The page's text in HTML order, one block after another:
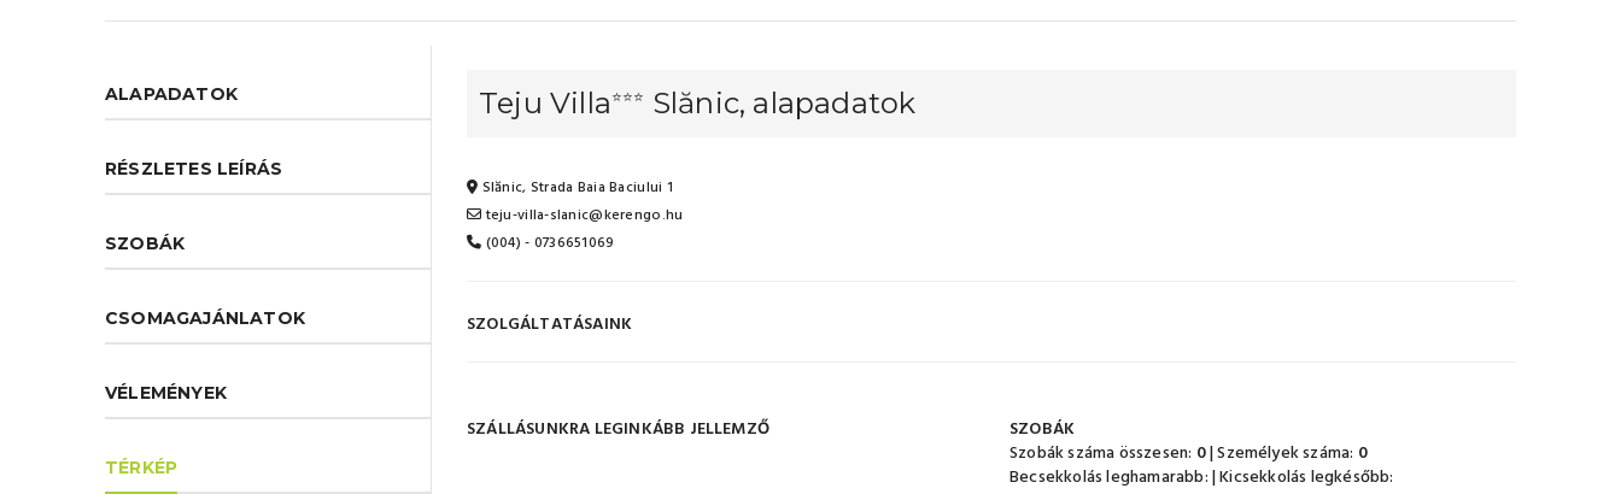
ALAPADATOK
RÉSZLETES LEÍRÁS
SZOBÁK
CSOMAGAJÁNLATOK
VÉLEMÉNYEK
TÉRKÉP
Teju Villa ⭐⭐⭐ Slănic, alapadatok
Slănic, Strada Baia Baciului 1
teju-villa-slanic@kerengo.hu
(004) - 0736651069
SZOLGÁLTATÁSAINK
SZÁLLÁSUNKRA LEGINKÁBB JELLEMZŐ
SZOBÁK
Szobák száma összesen: 0| Személyek száma: 0
Becsekkolás leghamarabb:| Kicsekkolás legkésőbb: